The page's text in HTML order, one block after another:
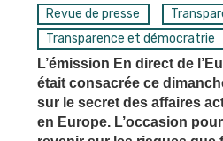
Revue de presse
Transparence et démocratrie
L’émission En direct de
était consacrée ce
sur le secret des affaires
en Europe. L’occasion